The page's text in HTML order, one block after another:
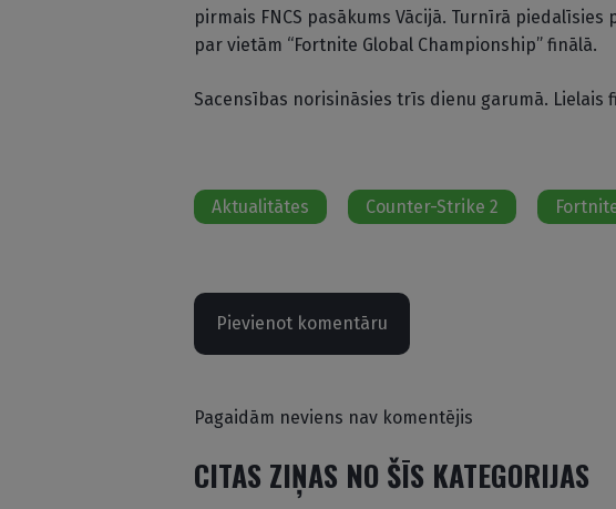
pirmais FNCS pasākums Vācijā. Turnīrā
par vietām “Fortnite Global Championship” finālā.
Sacensības norisināsies trīs dienu garumā. Lielais
Aktualitātes Counter-Strike 2
Pievienot komentāru
Pagaidām neviens nav komentējis
CITAS ZIŅAS NO ŠĪS KATEGORIJAS